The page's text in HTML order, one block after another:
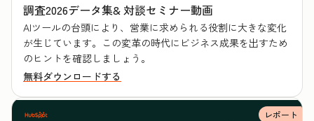
調査2026データ集& 対談セミナー動画
AIツールの台頭により、営業に求められる役割に大きな変化
が生じています。この変革の時代にビジネス成果を出すため
のヒントを確認しましょう。
無料ダウンロードする
レポート